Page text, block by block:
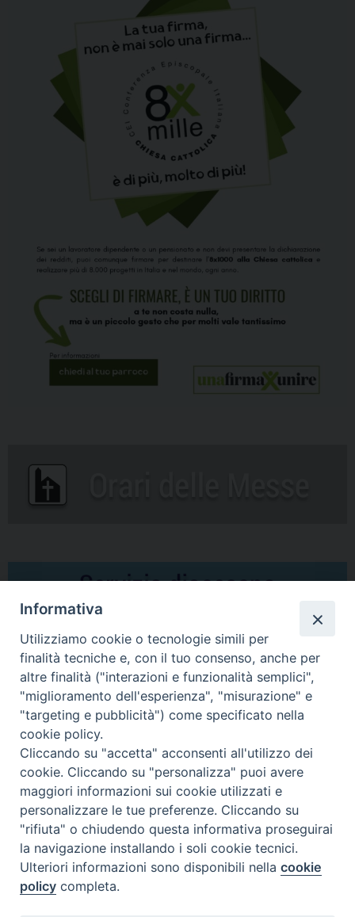
Comunicati Stampa
Il cordoglio dei Vescovi di Puglia per la morte di S.E.R. Mons. Agostino
Superbo
Nasce la Consulta Diocesana delle Aggregazioni Laicali di Castellaneta
Archivio comunicati stampa
2026 © Diocesi di Castellaneta
Informativa
Utilizziamo cookie o tecnologie simili per
finalità tecniche e, con il tuo consenso, anche per
altre finalità ("interazioni e funzionalità semplici",
"miglioramento dell'esperienza", "misurazione" e
"targeting e pubblicità") come specificato nella
cookie policy.
Cliccando su "accetta" acconsenti all'utilizzo dei
cookie. Cliccando su "personalizza" puoi avere
maggiori informazioni sui cookie utilizzati e
personalizzare le tue preferenze. Cliccando su
"rifiuta" o chiudendo questa informativa proseguirai
la navigazione installando i soli cookie tecnici.
Ulteriori informazioni sono disponibili nellacookie
policy completa.